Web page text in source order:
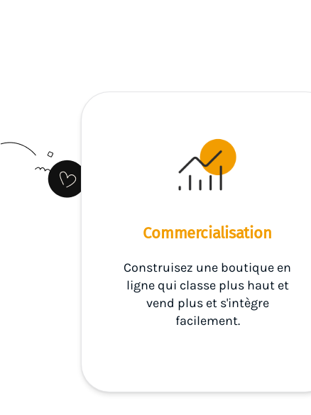
Commercialisation
Construisez une boutique en
ligne qui classe plus haut et
vend plus et s'intègre
facilement.